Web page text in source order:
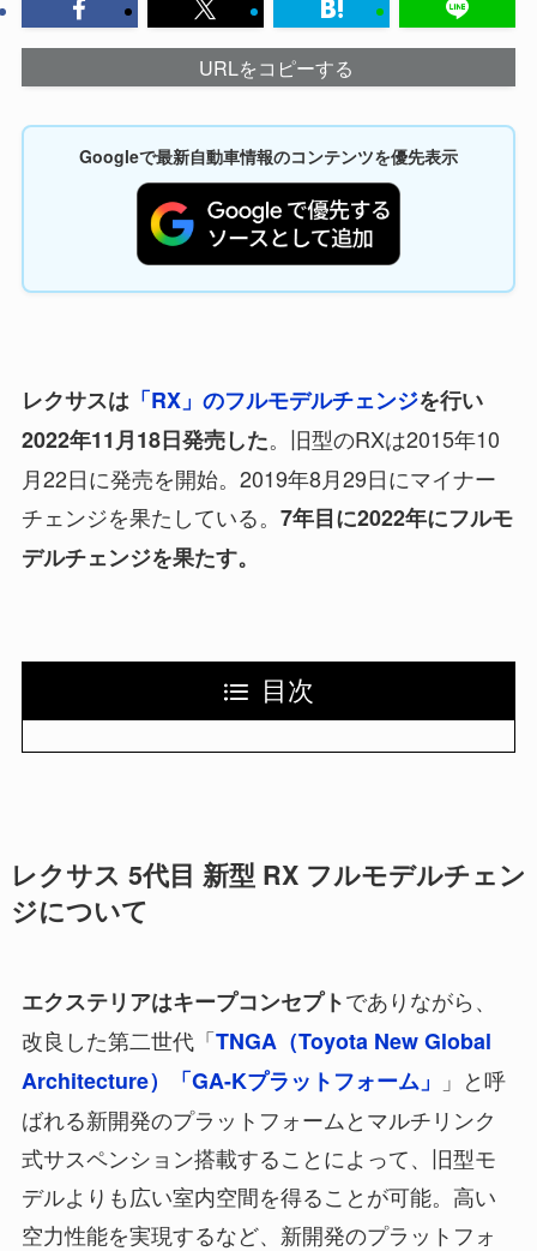
URLをコピーする
Googleで最新自動車情報のコンテンツを優先表示
レクサスは「RX」のフルモデルチェンジを行い
2022年11月18日発売した。旧型のRXは2015年10
月22日に発売を開始。2019年8月29日にマイナー
チェンジを果たしている。 7年目に2022年にフルモ
デルチェンジを果たす。
目次
レクサス 5代目 新型 RX フルモデルチェン
ジについて
エクステリアはキープコンセプトでありながら、
改良した第二世代「TNGA（Toyota New Global
Architecture）「GA-Kプラットフォーム」
」と呼
ばれる新開発のプラットフォームとマルチリンク
式サスペンション搭載することによって、旧型モ
デルよりも広い室内空間を得ることが可能。高い
空力性能を実現するなど、新開発のプラットフォ